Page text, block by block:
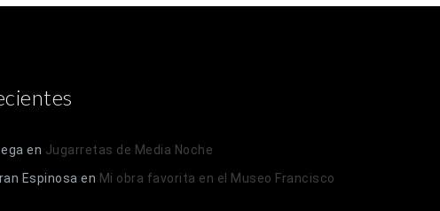
en Jugarretas de Media Noche
Espinosa en Mi obra favorita en el Museo Francisco